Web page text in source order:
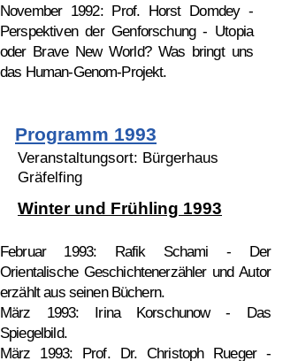
November 1992: Prof. Horst Domdey -
Perspektiven der Genforschung - Utopia
oder Brave New World? Was bringt uns
das Human-Genom-Projekt.
Programm 1993
Veranstaltungsort: Bürgerhaus
Gräfelfing
Winter und Frühling 1993
Februar 1993: Rafik Schami - Der
Orientalische Geschichtenerzähler und Autor
erzählt aus seinen Büchern.
März 1993: Irina Korschunow - Das
Spiegelbild.
März 1993: Prof. Dr. Christoph Rueger -